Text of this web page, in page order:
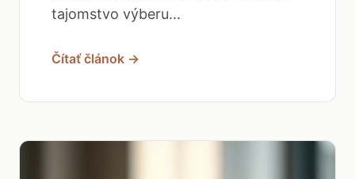
tajomstvo výberu...
Čítať článok →